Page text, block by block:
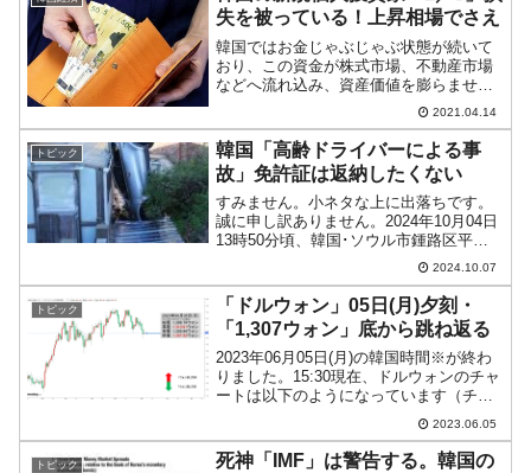
失を被っている！上昇相場でさえ
韓国ではお金じゃぶじゃぶ状態が続いて
おり、この資金が株式市場、不動産市場
などへ流れ込み、資産価値を膨らませて
きました。以下のようにKOSPI（韓国株
式市場）では、コロナ禍のよる大暴落の
中、株価は2020年03月末に底を打ち、急
速に上昇してき...
2021.04.14
トピック
韓国「高齢ドライバーによる事
故」免許証は返納したくない
すみません。小ネタな上に出落ちです。
誠に申し訳ありません。2024年10月04日
13時50分頃、韓国･ソウル市鍾路区平倉
洞の道覚寺の駐車場で、上掲のような事
故がありました。同寺の駐車場に停めて
あったクルマを動かした70代の男性が操
作ミス。欄...
2024.10.07
トピック
「ドルウォン」05日(月)夕刻・
「1,307ウォン」底から跳ね返る
2023年06月05日(月)の韓国時間※が終わ
りました。15:30現在、ドルウォンのチャ
ートは以下のようになっています（チャ
ートは『Investing.com』より引用）。上
がほとんど削られました。短い陽線とな
っており、現在のところ「1ドル...
2023.06.05
トピック
死神「IMF」は警告する。韓国の